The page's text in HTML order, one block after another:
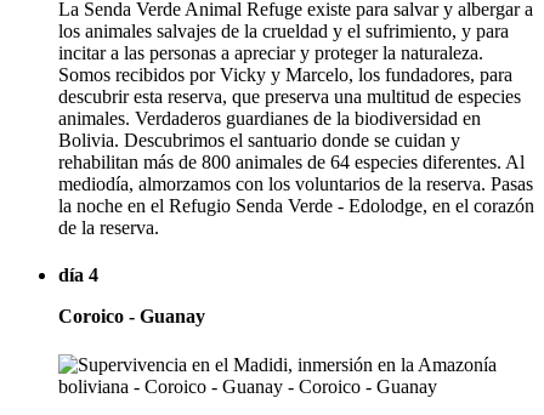
La Senda Verde Animal Refuge existe para salvar y albergar a
los animales salvajes de la crueldad y el sufrimiento, y para
incitar a las personas a apreciar y proteger la naturaleza.
Somos recibidos por Vicky y Marcelo, los fundadores, para
descubrir esta reserva, que preserva una multitud de especies
animales. Verdaderos guardianes de la biodiversidad en
Bolivia. Descubrimos el santuario donde se cuidan y
rehabilitan más de 800 animales de 64 especies diferentes. Al
mediodía, almorzamos con los voluntarios de la reserva. Pasas
la noche en el Refugio Senda Verde - Edolodge, en el corazón
de la reserva.
día 4
Coroico - Guanay